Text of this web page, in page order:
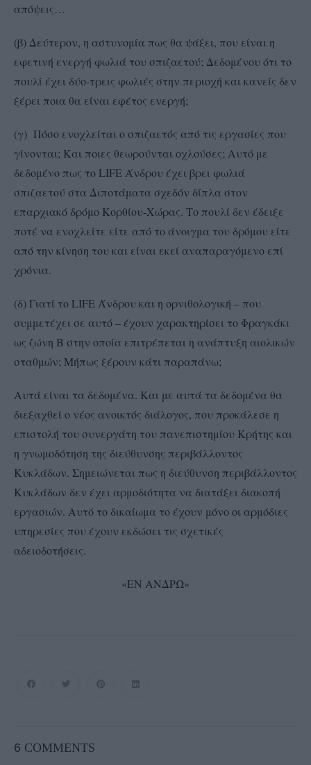
απόψεις…
(β) Δεύτερον, η αστυνομία πως θα ψάξει, που είναι η
εφετινή ενεργή φωλιά του σπιζαετού; Δεδομένου ότι το
πουλί έχει δύο-τρεις φωλιές στην περιοχή και κανείς δεν
ξέρει ποια θα είναι εφέτος ενεργή;
(γ) Πόσο ενοχλείται ο σπιζαετός από τις εργασίες που
γίνονται; Και ποιες θεωρούνται οχλούσες; Αυτό με
δεδομένο πως το LIFE Άνδρου έχει βρει φωλιά
σπιζαετού στα Διποτάματα σχεδόν δίπλα στον
επαρχιακό δρόμο Κορθίου-Χώρας. Το πουλί δεν έδειξε
ποτέ να ενοχλείτε είτε από το άνοιγμα του δρόμου είτε
από την κίνηση του και είναι εκεί αναπαραγόμενο επί
χρόνια.
(δ) Γιατί το LIFE Άνδρου και η ορνιθολογική – που
συμμετέχει σε αυτό – έχουν χαρακτηρίσει το Φραγκάκι
ως ζώνη Β στην οποία επιτρέπεται η ανάπτυξη αιολικών
σταθμών; Μήπως ξέρουν κάτι παραπάνω;
Αυτά είναι τα δεδομένα. Και με αυτά τα δεδομένα θα
διεξαχθεί ο νέος ανοικτός διάλογος, που προκάλεσε η
επιστολή του συνεργάτη του πανεπιστημίου Κρήτης και
η γνωμοδότηση της διεύθυνσης περιβάλλοντος
Κυκλάδων. Σημειώνεται πως η διεύθυνση περιβάλλοντος
Κυκλάδων δεν έχει αρμοδιότητα να διατάξει διακοπή
εργασιών. Αυτό το δικαίωμα το έχουν μόνο οι αρμόδιες
υπηρεσίες που έχουν εκδώσει τις σχετικές
αδειοδοτήσεις.
«ΕΝ ΑΝΔΡΩ»
6 COMMENTS